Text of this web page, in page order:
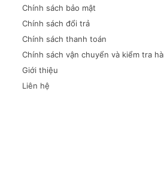
Chính sách bảo mật
Chính sách đổi trả
Chính sách thanh toán
Chính sách vận chuyển và kiểm tra
Giới thiệu
Liên hệ